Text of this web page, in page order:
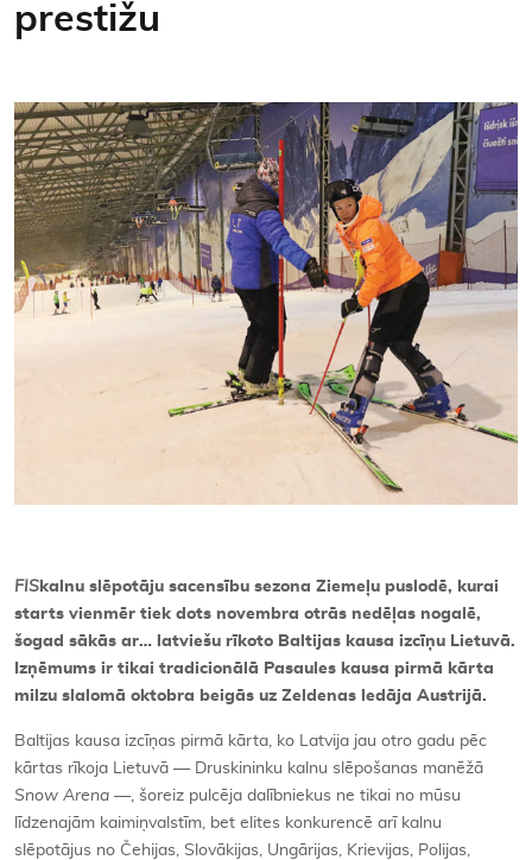
prestižu
FIS kalnu slēpotāju sacensību sezona Ziemeļu puslodē, kurai
starts vienmēr tiek dots novembra otrās nedēļas nogalē,
šogad sākās ar… latviešu rīkoto Baltijas kausa izcīņu Lietuvā.
Izņēmums ir tikai tradicionālā Pasaules kausa pirmā kārta
milzu slalomā oktobra beigās uz Zeldenas ledāja Austrijā.
Baltijas kausa izcīņas pirmā kārta, ko Latvija jau otro gadu pēc
kārtas rīkoja Lietuvā — Druskininku kalnu slēpošanas manēžā
Snow Arena —, šoreiz pulcēja dalībniekus ne tikai no mūsu
līdzenajām kaimiņvalstīm, bet elites konkurencē arī kalnu
slēpotājus no Čehijas, Slovākijas, Ungārijas, Krievijas, Polijas,